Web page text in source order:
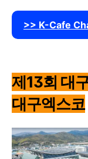
>> K-Cafe
제13회 대
대구엑스코